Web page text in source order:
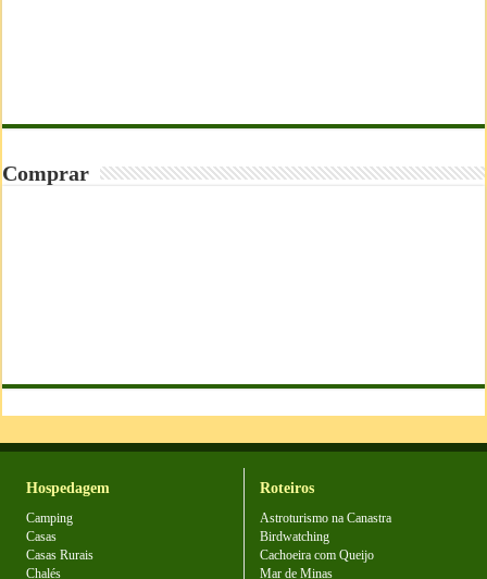
Comprar
Hospedagem
Camping
Casas
Casas Rurais
Chalés
Roteiros
Astroturismo na Canastra
Birdwatching
Cachoeira com Queijo
Mar de Minas